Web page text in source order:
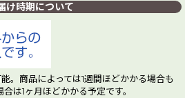
け時期について
。商品によっては1週間ほどかかる場合も
は1ヶ月ほどかかる予定です。